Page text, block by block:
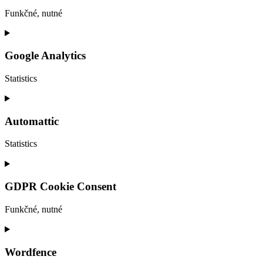
js
Funkčné, nutné
Consent
service
visual-
composer
Google Analytics
Statistics
Consent
service
analytics
Automattic
Statistics
Consent
service
GDPR Cookie Consent
Funkčné, nutné
Consent
service
Wordfence